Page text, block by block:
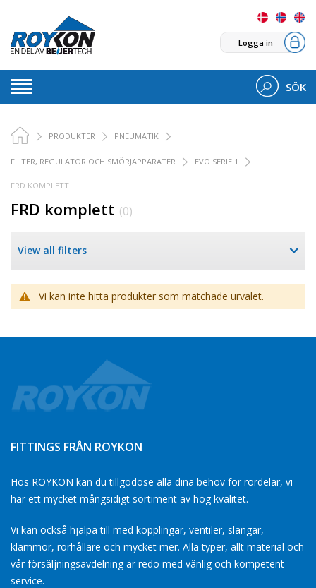
Logga in
SÖK
PRODUKTER PNEUMATIK
FILTER, REGULATOR OCH SMÖRJAPPARATER EVO SERIE 1
FRD KOMPLETT
FRD komplett (0)
View all filters
Vi kan inte hitta produkter som matchade urvalet.
FITTINGS FRÅN ROYKON
Hos ROYKON kan du tillgodose alla dina behov for rördelar, vi
har ett mycket mångsidigt sortiment av hög kvalitet.
Vi kan också hjälpa till med kopplingar, ventiler, slangar,
klämmor, rörhållare och mycket mer. Alla typer, allt material och
vår försäljningsavdelning är redo med vänlig och kompetent
service.